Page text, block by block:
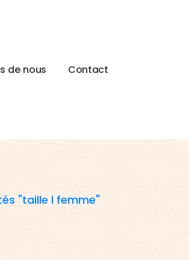
s de nous Contact
"taille l femme"